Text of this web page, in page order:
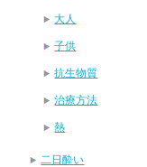
大人
子供
抗生物質
治療方法
熱
二日酔い